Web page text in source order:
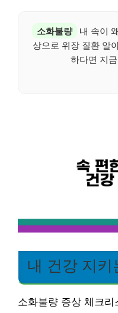
소화불량
내 속이
상으로 위장 질환 알
하다면 지
내 건강 지키
소화불량 증상 체크